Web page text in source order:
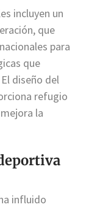
incluyen un
que
para
que
diseño del
refugio
la
influido